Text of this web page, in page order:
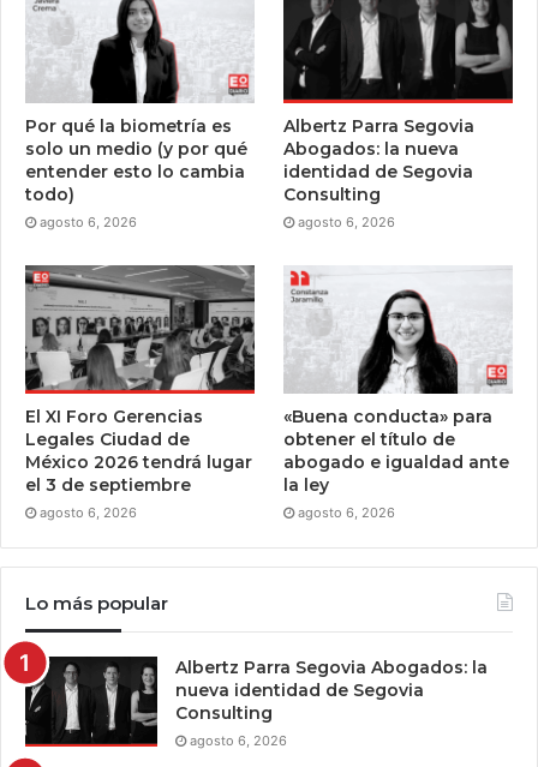
Por qué la biometría es
solo un medio (y por qué
entender esto lo cambia
todo)
agosto 6, 2026
Albertz Parra Segovia
Abogados: la nueva
identidad de Segovia
Consulting
agosto 6, 2026
El XI Foro Gerencias
Legales Ciudad de
México 2026 tendrá lugar
el 3 de septiembre
agosto 6, 2026
«Buena conducta» para
obtener el título de
abogado e igualdad ante
la ley
agosto 6, 2026
Lo más popular
Albertz Parra Segovia Abogados: la
nueva identidad de Segovia
Consulting
agosto 6, 2026